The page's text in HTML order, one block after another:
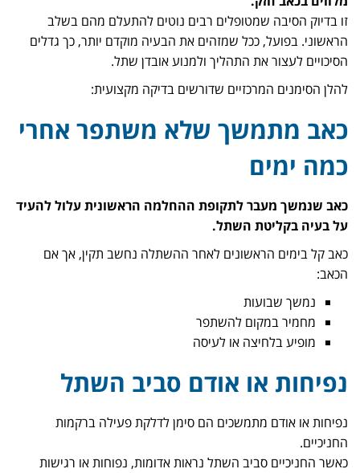
זו בדיוק הסיבה שמטופלים רבים נוטים להתעלם מהם בשלב
הראשוני. בפועל, ככל שמזהים את הבעיה מוקדם יותר, כך גדלים
הסיכויים לעצור את התהליך ולמנוע אובדן שתל.
להלן הסימנים המרכזיים שדורשים בדיקה מקצועית:
כאב מתמשך שלא משתפר אחרי
כמה ימים
כאב שנמשך מעבר לתקופת ההחלמה הראשונית עלול להעיד
על בעיה בקליטת השתל.
כאב קל בימים הראשונים לאחר ההשתלה נחשב תקין, אך אם
הכאב:
נמשך שבועות
מחמיר במקום להשתפר
מופיע בלחיצה או לעיסה
נפיחות או אודם סביב השתל
נפיחות או אודם מתמשכים הם סימן לדלקת פעילה ברקמות
החניכיים.
כאשר החניכיים סביב השתל נראות אדומות, נפוחות או רגישות